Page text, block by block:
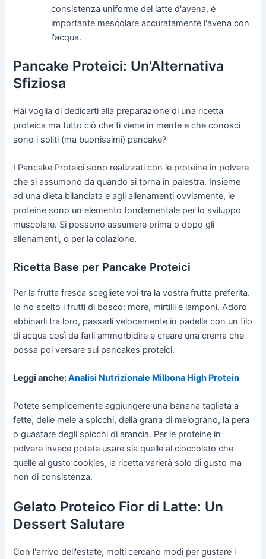
consistenza uniforme del latte d'avena, è
importante mescolare accuratamente l'avena con
l'acqua.
Pancake Proteici: Un'Alternativa
Sfiziosa
Hai voglia di dedicarti alla preparazione di una ricetta
proteica ma tutto ciò che ti viene in mente e che conosci
sono i soliti (ma buonissimi) pancake?
I Pancake Proteici sono realizzati con le proteine in polvere
che si assumono da quando si torna in palestra. Insieme
ad una dieta bilanciata e agli allenamenti ovviamente, le
proteine sono un elemento fondamentale per lo sviluppo
muscolare. Si possono assumere prima o dopo gli
allenamenti, o per la colazione.
Ricetta Base per Pancake Proteici
Per la frutta fresca scegliete voi tra la vostra frutta preferita.
Io ho scelto i frutti di bosco: more, mirtilli e lamponi. Adoro
abbinarli tra loro, passarli velocemente in padella con un filo
di acqua così da farli ammorbidire e creare una crema che
possa poi versare sui pancakes proteici.
Leggi anche:Analisi Nutrizionale Milbona High Protein
Potete semplicemente aggiungere una banana tagliata a
fette, delle mele a spicchi, della grana di melograno, la pera
o guastare degli spicchi di arancia. Per le proteine in
polvere invece potete usare sia quelle al cioccolato che
quelle al gusto cookies, la ricetta varierà solo di gusto ma
non di consistenza.
Gelato Proteico Fior di Latte: Un
Dessert Salutare
Con l'arrivo dell'estate, molti cercano modi per gustare i